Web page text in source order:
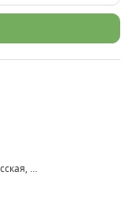
Европейская, Кавказская, Восточная, Русская, Авторская